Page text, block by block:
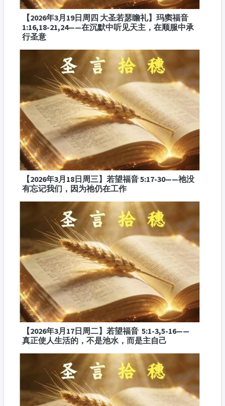
【2026年3月19日周四 大圣若瑟瞻礼】玛窦福音
1:16,18-21,24——在沉默中听见天主，在顺服中承
行圣意
【2026年3月18日周三】若望福音 5:17-30——祂没
有忘记我们，因为祂仍在工作
【2026年3月17日周二】若望福音 5:1-3,5-16——
真正使人生活的，不是池水，而是主自己